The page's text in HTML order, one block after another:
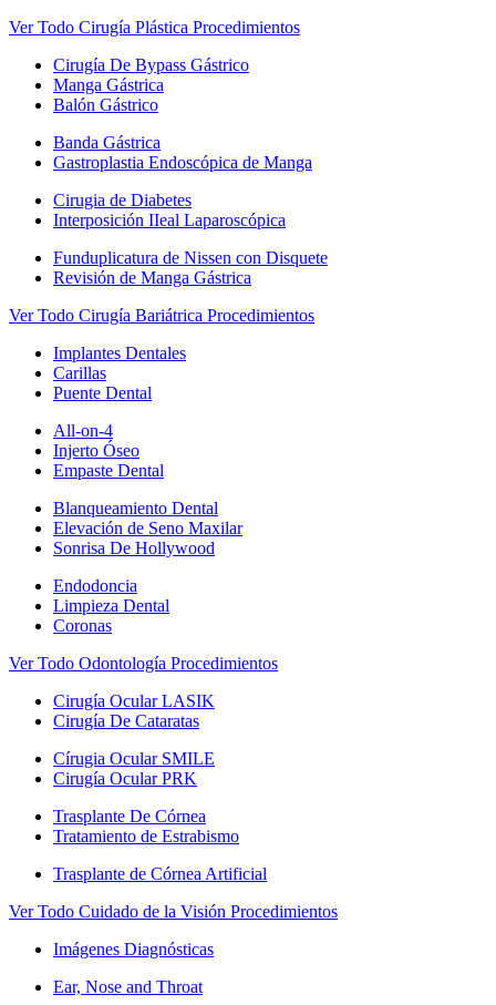
Ver Todo Cirugía Plástica Procedimientos
Cirugía De Bypass Gástrico
Manga Gástrica
Balón Gástrico
Banda Gástrica
Gastroplastia Endoscópica de Manga
Cirugia de Diabetes
Interposición IIeal Laparoscópica
Funduplicatura de Nissen con Disquete
Revisión de Manga Gástrica
Ver Todo Cirugía Bariátrica Procedimientos
Implantes Dentales
Carillas
Puente Dental
All-on-4
Injerto Óseo
Empaste Dental
Blanqueamiento Dental
Elevación de Seno Maxilar
Sonrisa De Hollywood
Endodoncia
Limpieza Dental
Coronas
Ver Todo Odontología Procedimientos
Cirugía Ocular LASIK
Cirugía De Cataratas
Círugia Ocular SMILE
Cirugía Ocular PRK
Trasplante De Córnea
Tratamiento de Estrabismo
Trasplante de Córnea Artificial
Ver Todo Cuidado de la Visión Procedimientos
Imágenes Diagnósticas
Ear, Nose and Throat